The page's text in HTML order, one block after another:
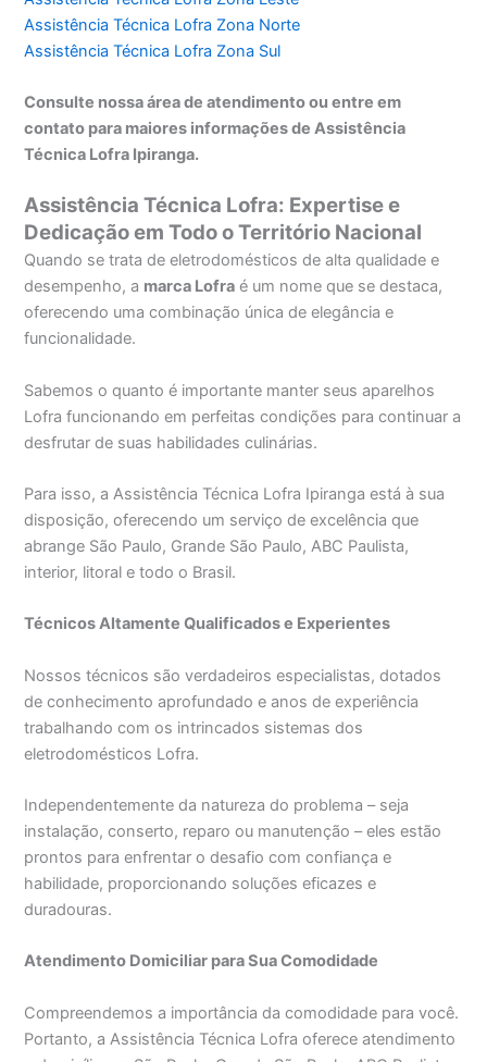
Assistência Técnica Lofra Zona Norte
Assistência Técnica Lofra Zona Sul
Consulte nossa área de atendimento ou entre em
contato para maiores informações de Assistência
Técnica Lofra Ipiranga.
Assistência Técnica Lofra: Expertise e
Dedicação em Todo o Território Nacional
Quando se trata de eletrodomésticos de alta qualidade e
desempenho, a marca Lofra é um nome que se destaca,
oferecendo uma combinação única de elegância e
funcionalidade.
Sabemos o quanto é importante manter seus aparelhos
Lofra funcionando em perfeitas condições para continuar a
desfrutar de suas habilidades culinárias.
Para isso, a Assistência Técnica Lofra Ipiranga está à sua
disposição, oferecendo um serviço de excelência que
abrange São Paulo, Grande São Paulo, ABC Paulista,
interior, litoral e todo o Brasil.
Técnicos Altamente Qualificados e Experientes
Nossos técnicos são verdadeiros especialistas, dotados
de conhecimento aprofundado e anos de experiência
trabalhando com os intrincados sistemas dos
eletrodomésticos Lofra.
Independentemente da natureza do problema – seja
instalação, conserto, reparo ou manutenção – eles estão
prontos para enfrentar o desafio com confiança e
habilidade, proporcionando soluções eficazes e
duradouras.
Atendimento Domiciliar para Sua Comodidade
Compreendemos a importância da comodidade para você.
Portanto, a Assistência Técnica Lofra oferece atendimento